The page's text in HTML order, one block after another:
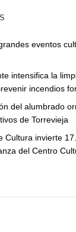
eventos
intensifica la
incendios
del alumbrado
de Torrevieja
Cultura invierte
del Centro